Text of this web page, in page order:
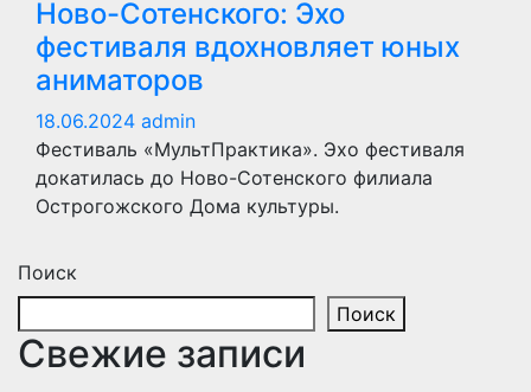
Ново-Сотенского: Эхо
фестиваля вдохновляет юных
аниматоров
18.06.2024 admin
Фестиваль «МультПрактика». Эхо фестиваля
докатилась до Ново-Сотенского филиала
Острогожского Дома культуры.
Поиск
Поиск
Свежие записи